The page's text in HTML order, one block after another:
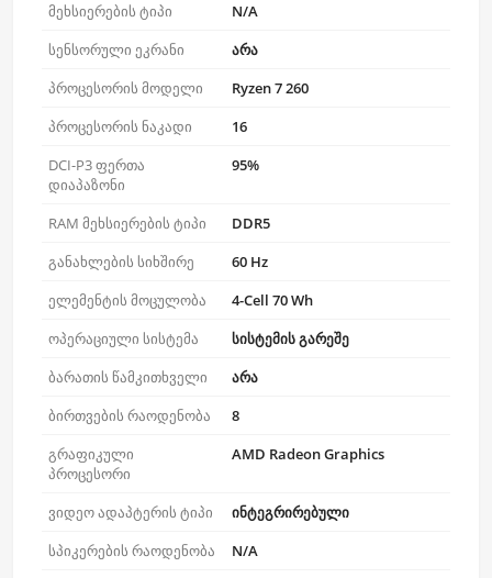
მეხსიერების ტიპი
N/A
სენსორული ეკრანი
არა
პროცესორის მოდელი
Ryzen 7 260
პროცესორის ნაკადი
16
DCI-P3 ფერთა
დიაპაზონი
95%
RAM მეხსიერების ტიპი
DDR5
განახლების სიხშირე
60 Hz
ელემენტის მოცულობა
4-Cell 70 Wh
ოპერაციული სისტემა
სისტემის გარეშე
ბარათის წამკითხველი
არა
ბირთვების რაოდენობა
8
გრაფიკული
პროცესორი
AMD Radeon Graphics
ვიდეო ადაპტერის ტიპი
ინტეგრირებული
სპიკერების რაოდენობა
N/A